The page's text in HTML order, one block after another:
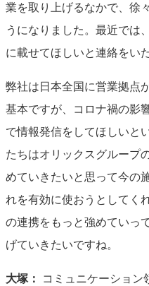
業を取り上げるなかで、徐
うになりました。最近では
に載せてほしいと連絡をい
弊社は日本全国に営業拠点
基本ですが、コロナ禍の影
で情報発信をしてほしいと
たちはオリックスグループ
めていきたいと思って今の
れを有効に使おうとしてく
の連携をもっと強めていっ
げていきたいですね。
大塚：
コミュニケーション